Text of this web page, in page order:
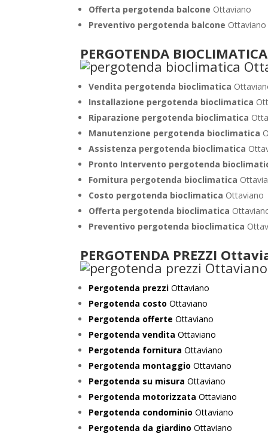
Offerta pergotenda balcone Ottaviano
Preventivo pergotenda balcone Ottaviano
PERGOTENDA
Vendita pergotenda bioclimatica
Installazione pergotenda bioclimatica
Riparazione pergotenda bioclimatica
Manutenzione pergotenda bioclimatica
Assistenza pergotenda bioclimatica
Pronto Intervento pergotenda
Fornitura pergotenda bioclimatica
Costo pergotenda bioclimatica Ottaviano
Offerta pergotenda bioclimatica
Preventivo pergotenda bioclimatica
PERGOTENDA PREZZI
Pergotenda prezzi Ottaviano
Pergotenda costoOttaviano
Pergotenda offerte Ottaviano
Pergotenda vendita Ottaviano
Pergotenda fornitura Ottaviano
Pergotenda montaggio Ottaviano
Pergotenda su misura Ottaviano
Pergotenda motorizzata Ottaviano
Pergotenda condominio Ottaviano
Pergotenda da giardino Ottaviano